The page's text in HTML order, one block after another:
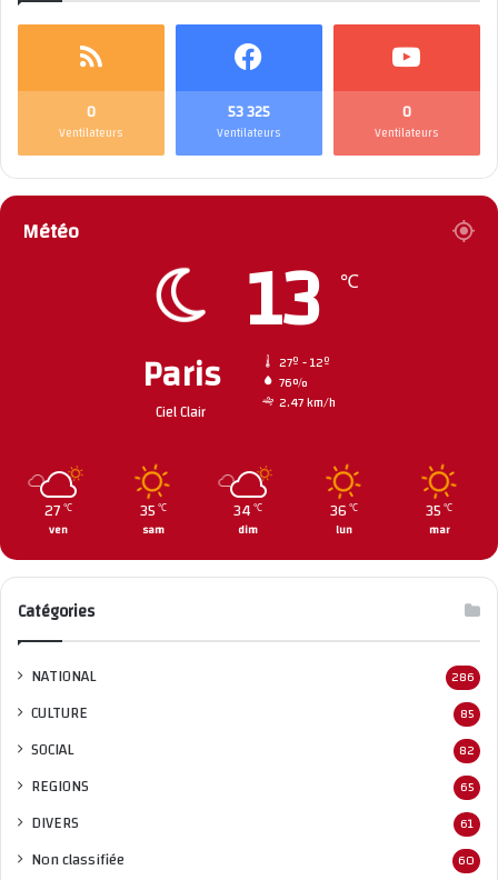
0
Ventilateurs
53 325
Ventilateurs
0
Ventilateurs
Météo
Paris
Ciel Clair
13 ℃
27º - 12º
76%
2.47 km/h
27 ℃
ven
35 ℃
sam
34 ℃
dim
36 ℃
lun
35 ℃
mar
Catégories
NATIONAL 286
CULTURE 85
SOCIAL 82
REGIONS 65
DIVERS 61
Non classifiée 60